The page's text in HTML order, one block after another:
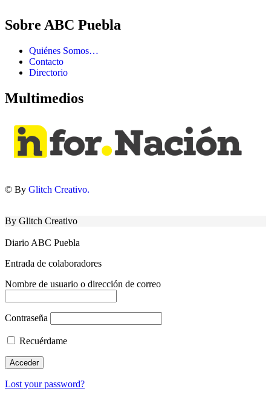
Sobre ABC Puebla
Quiénes Somos…
Contacto
Directorio
Multimedios
© By Glitch Creativo.
By Glitch Creativo
Diario ABC Puebla
Entrada de colaboradores
Nombre de usuario o dirección de correo
Contraseña
Recuérdame
Lost your password?